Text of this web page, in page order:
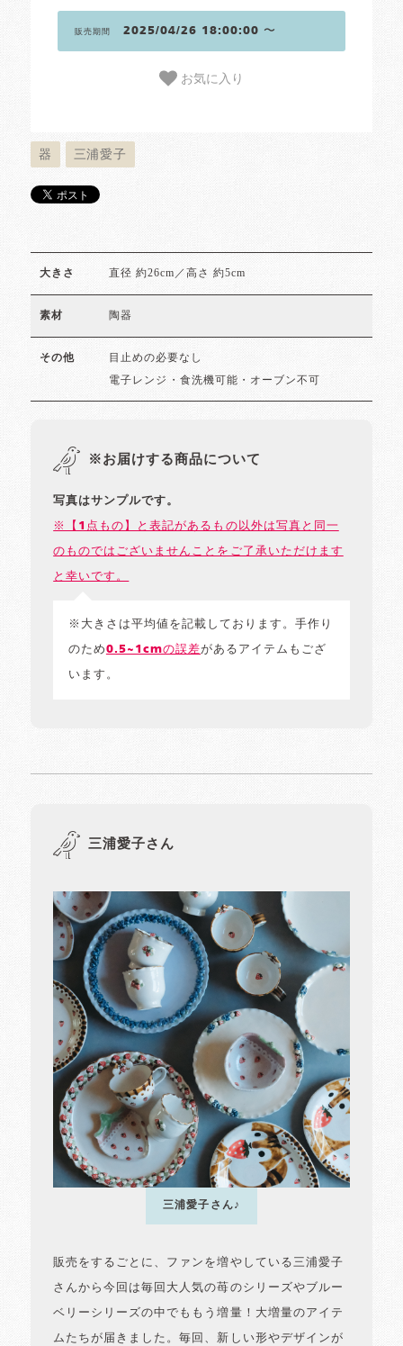
販売期間 2025/04/26 18:00:00 〜
お気に入り
器 三浦愛子
大きさ 直径 約26cm／高さ 約5cm
素材 陶器
その他 目止めの必要なし
電子レンジ・食洗機可能・オーブン不可
※お届けする商品について
写真はサンプルです。
※【1点もの】と表記があるもの以外は写真と同一
のものではございませんことをご了承いただけます
と幸いです。
※大きさは平均値を記載しております。手作り
のため0.5~1cmの誤差があるアイテムもござ
います。
三浦愛子さん
三浦愛子さん♪
販売をするごとに、ファンを増やしている三浦愛子
さんから今回は毎回大人気の苺のシリーズやブルー
ベリーシリーズの中でももう増量！大増量のアイテ
ムたちが届きました。毎回、新しい形やデザインが